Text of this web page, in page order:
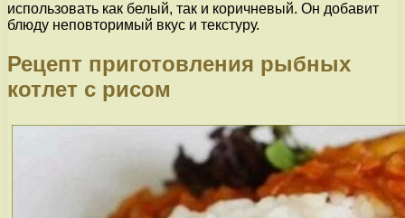
использовать как белый, так и коричневый. Он добавит
блюду неповторимый вкус и текстуру.
Рецепт приготовления рыбных
котлет с рисом